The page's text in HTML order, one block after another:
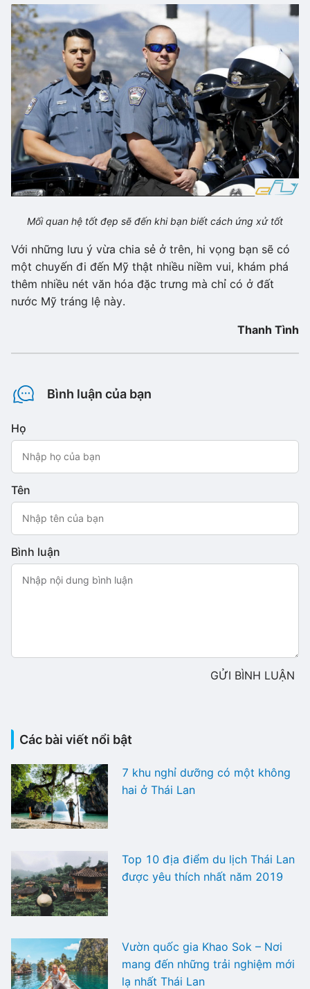
Mối quan hệ tốt đẹp sẽ đến khi bạn biết cách ứng xử tốt
Với những lưu ý vừa chia sẻ ở trên, hi vọng bạn sẽ có
một chuyến đi đến Mỹ thật nhiều niềm vui, khám phá
thêm nhiều nét văn hóa đặc trưng mà chỉ có ở đất
nước Mỹ tráng lệ này.
Thanh Tình
Bình luận của bạn
Họ
Tên
Bình luận
GỬI BÌNH LUẬN
Các bài viết nổi bật
7 khu nghỉ dưỡng có một không
hai ở Thái Lan
Top 10 địa điểm du lịch Thái Lan
được yêu thích nhất năm 2019
Vườn quốc gia Khao Sok – Nơi
mang đến những trải nghiệm mới
lạ nhất Thái Lan